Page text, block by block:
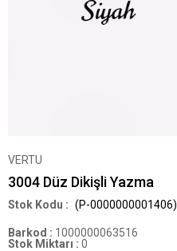
VERTU
3004 Düz Dikişli Yazma
(P-0000000001406)
Barkod : 1000000063516
Stok Miktarı : 0